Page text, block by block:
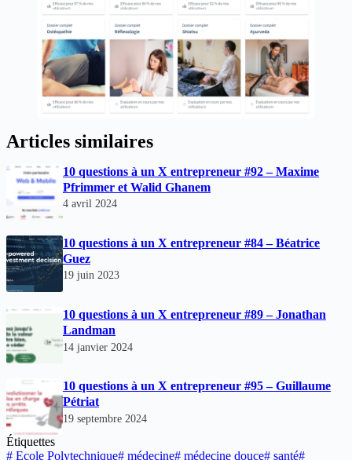
Articles similaires
10 questions à un X entrepreneur #92 – Maxime
Pfrimmer et Walid Ghanem
4 avril 2024
10 questions à un X entrepreneur #84 – Béatrice
Guez
19 juin 2023
10 questions à un X entrepreneur #89 – Jonathan
Landman
14 janvier 2024
10 questions à un X entrepreneur #95 – Guillaume
Pétriat
19 septembre 2024
Étiquettes
# Ecole Polytechnique# médecine# médecine douce# santé#